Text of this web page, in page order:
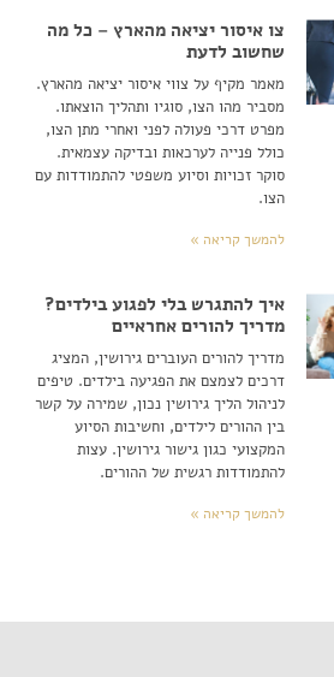
צו איסור יציאה מהארץ – כל מה
שחשוב לדעת
מאמר מקיף על צווי איסור יציאה מהארץ.
מסביר מהו הצו, סוגיו ותהליך הוצאתו.
מפרט דרכי פעולה לפני ואחרי מתן הצו,
כולל פנייה לערכאות ובדיקה עצמאית.
סוקר זכויות וסיוע משפטי להתמודדות עם
הצו.
להמשך קריאה »
איך להתגרש בלי לפגוע בילדים?
מדריך להורים אחראיים
מדריך להורים העוברים גירושין, המציג
דרכים לצמצם את הפגיעה בילדים. טיפים
לניהול הליך גירושין נכון, שמירה על קשר
בין ההורים לילדים, וחשיבות הסיוע
המקצועי כגון גישור גירושין. עצות
להתמודדות רגשית של ההורים.
להמשך קריאה »